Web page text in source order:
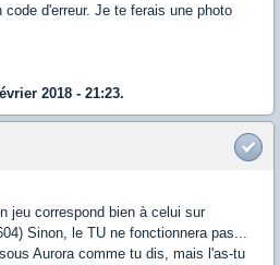
d'erreur. Je te ferais une photo
2018 - 21:23.
jeu correspond bien à celui sur
Sinon, le TU ne fonctionnera pas...
Aurora comme tu dis, mais l'as-tu